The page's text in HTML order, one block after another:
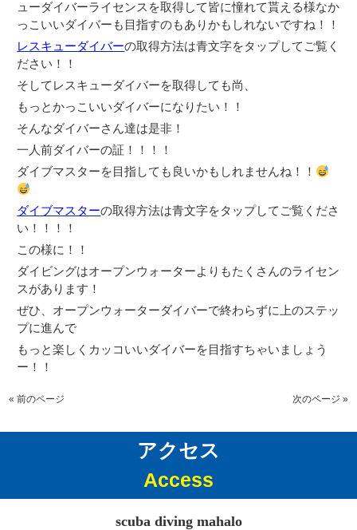
ューダイバーライセンスを取得して皆に憧れて貰える様なか
っこいいダイバーも目指すのもありかもしれないですね！！
レスキューダイバーの取得方法は青文字をタップしてご覧く
ださい！！
そしてレスキューダイバーを取得しても尚、
もっとかっこいいダイバーになりたい！！
そんなダイバーさん達は是非！
一人前ダイバーの証！！！！
ダイブマスターを目指しても良いかもしれませんね！！
ダイブマスターの取得方法は青文字をタップしてご覧くださ
い！！！！
この様に！！
ダイビングはオープンウォーターよりもたくさんのライセン
スがあります！
ぜひ、オープンウォーターダイバーで終わらずに上のステッ
プに進んで
もっと楽しくカッコいいダイバーを目指すちゃいましょう
ー！！
« 前のページ 次のページ »
アクセス
Access
scuba diving mahalo